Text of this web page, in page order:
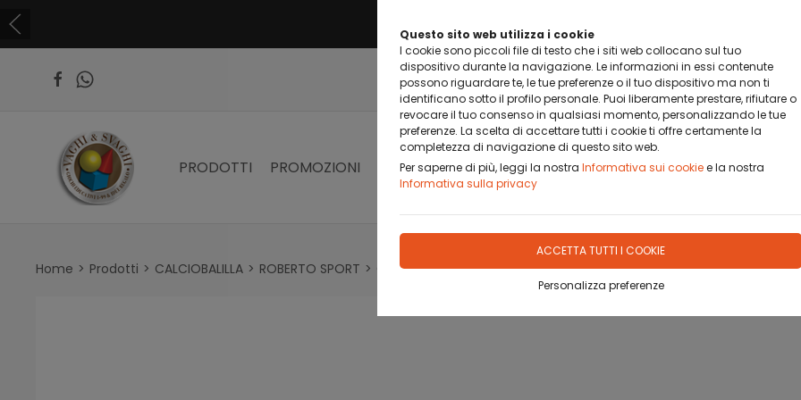
Questo sito web utilizza i cookie
I cookie sono piccoli file di testo che i siti web collocano sul tuo
dispositivo durante la navigazione. Le informazioni in essi contenute
possono riguardare te, le tue preferenze o il tuo dispositivo ma non ti
identificano sotto il profilo personale. Puoi liberamente prestare, rifiutare o
revocare il tuo consenso in qualsiasi momento, personalizzando le tue
preferenze. La scelta di accettare tutti i cookie ti offre certamente la
completezza di navigazione di questo sito web.
Per saperne di più, leggi la nostra Informativa sui cookiee la nostra
Informativa sulla privacy
ACCETTA TUTTI I COOKIE
Personalizza preferenze
DA OGGI PUOI PAGARE CON BANCA SELLA PAY BY LINK
PRODOTTI PROMOZIONI PROFILO DOVE SIAMO CONTATTO
Home Prodotti CALCIOBALILLA ROBERTO SPORT CALCIO BALILLA CON GETTONIERA